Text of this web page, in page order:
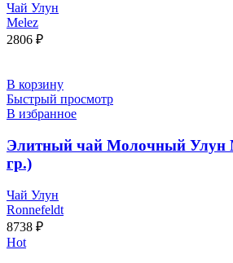
Чай Улун
Melez
2806 ₽
В корзину
Быстрый просмотр
В избранное
Элитный чай Молочный Улун
гр.)
Чай Улун
Ronnefeldt
8738 ₽
Hot